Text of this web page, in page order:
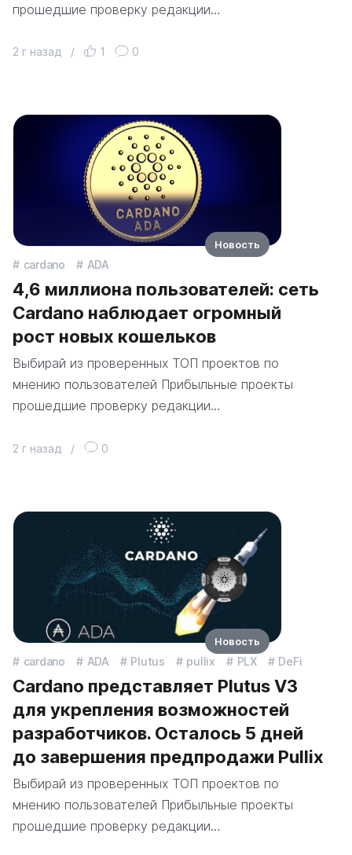
прошедшие проверку редакции…
2 г назад / 1 0
cardano ADA
4,6 миллиона пользователей: сеть
Cardano наблюдает огромный
рост новых кошельков
Выбирай из проверенных ТОП проектов по
мнению пользователей Прибыльные проекты
прошедшие проверку редакции…
2 г назад / 0
Новость
cardano ADA Plutus pullix PLX DeFi
Cardano представляет Plutus V3
для укрепления возможностей
разработчиков. Осталось 5 дней
до завершения предпродажи Pullix
Выбирай из проверенных ТОП проектов по
мнению пользователей Прибыльные проекты
прошедшие проверку редакции…
Новость